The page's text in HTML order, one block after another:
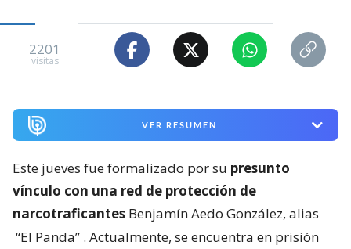
2201
visitas
VER RESUMEN
Este jueves fue formalizado por su presunto
vínculo con una red de protección de
narcotraficantes Benjamín Aedo González, alias
“El Panda” . Actualmente, se encuentra en prisión